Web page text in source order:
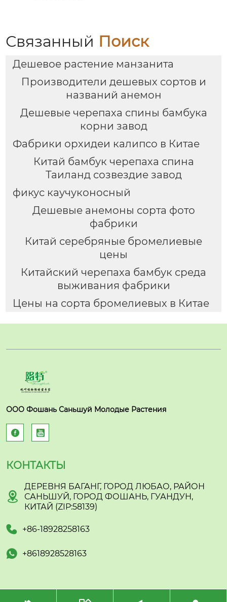
Связанный Поиск
Дешевое растение манзанита
Производители дешевых сортов и
названий анемон
Дешевые черепаха спины бамбука
корни завод
Фабрики орхидеи калипсо в Китае
Китай бамбук черепаха спина
Таиланд созвездие завод
фикус каучуконосный
Дешевые анемоны сорта фото
фабрики
Китай серебряные бромелиевые
цены
Китайский черепаха бамбук среда
выживания фабрики
Цены на сорта бромелиевых в Китае
ООО Фошань Саньшуй Молодые Растения
 
КОНТАКТЫ

ДЕРЕВНЯ БАГАНГ, ГОРОД ЛЮБАО, РАЙОН
САНЬШУЙ, ГОРОД ФОШАНЬ, ГУАНДУН,
КИТАЙ (ZIP:58139)
 +86-18928258163
 +8618928528163